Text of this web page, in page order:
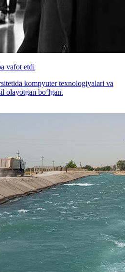
vafot etdi
kompyuter texnologiyalari va
olayotgan bo‘lgan.